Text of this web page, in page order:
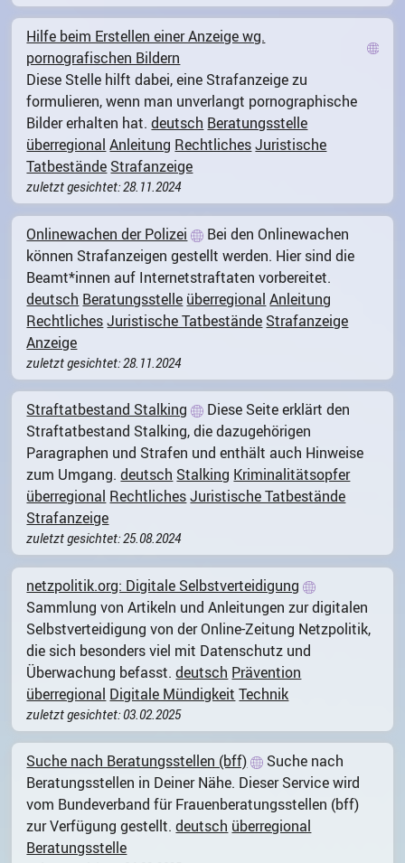
Hilfe beim Erstellen einer Anzeige wg.
pornografischen Bildern
Diese Stelle hilft dabei, eine Strafanzeige zu
formulieren, wenn man unverlangt pornographische
Bilder erhalten hat. deutsch Beratungsstelle
überregional Anleitung Rechtliches Juristische
Tatbestände Strafanzeige
zuletzt gesichtet: 28.11.2024
Onlinewachen der Polizei
Bei den Onlinewachen
können Strafanzeigen gestellt werden. Hier sind die
Beamt*innen auf Internetstraftaten vorbereitet.
deutsch Beratungsstelle überregional Anleitung
Rechtliches Juristische Tatbestände Strafanzeige
Anzeige
zuletzt gesichtet: 28.11.2024
Straftatbestand Stalking
Diese Seite erklärt den
Straftatbestand Stalking, die dazugehörigen
Paragraphen und Strafen und enthält auch Hinweise
zum Umgang. deutsch Stalking Kriminalitätsopfer
überregional Rechtliches Juristische Tatbestände
Strafanzeige
zuletzt gesichtet: 25.08.2024
netzpolitik.org: Digitale Selbstverteidigung
Sammlung von Artikeln und Anleitungen zur digitalen
Selbstverteidigung von der Online-Zeitung Netzpolitik,
die sich besonders viel mit Datenschutz und
Überwachung befasst. deutsch Prävention
überregional Digitale Mündigkeit Technik
zuletzt gesichtet: 03.02.2025
Suche nach Beratungsstellen (bff)
Suche nach
Beratungsstellen in Deiner Nähe. Dieser Service wird
vom Bundeverband für Frauenberatungsstellen (bff)
zur Verfügung gestellt. deutsch überregional
Beratungsstelle